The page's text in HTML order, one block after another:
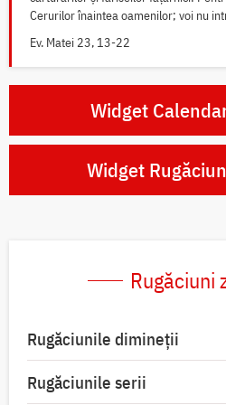
Cerurilor înaintea oamenilor; voi nu
Ev. Matei 23, 13-22
Widget
Widget
Rugăciuni
Rugăciunile dimineții
Rugăciunile serii